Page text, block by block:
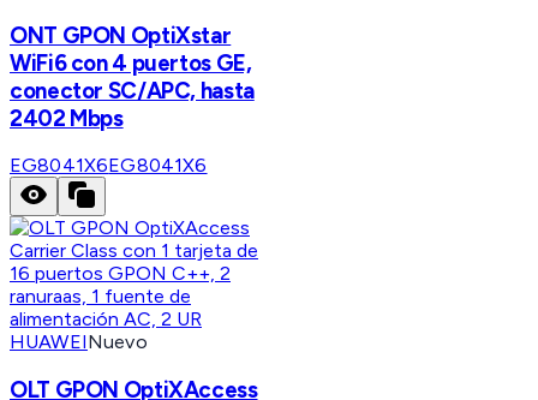
ONT GPON OptiXstar
WiFi6 con 4 puertos GE,
conector SC/APC, hasta
2402 Mbps
EG8041X6EG8041X6
HUAWEINuevo
OLT GPON OptiXAccess